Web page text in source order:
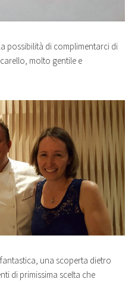
possibilità di complimentarci di
molto gentile e
fantastica, una scoperta dietro
di primissima scelta che